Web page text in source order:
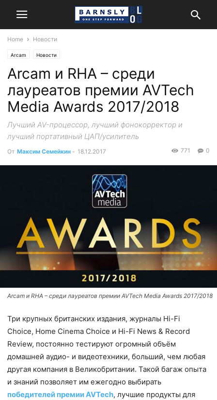
Home Новости
Arcam Новости
Arcam и RHA – среди
лауреатов премии AVTech
Media Awards 2017/2018
Лучший AV-процессор, лучший фонокорректор и
лучший портативный ЦАП/усилитель
От Максим Семейкин - 18.12.2017 0
771
Arcam и RHA – среди лауреатов премии AVTech Media Awards 2017/2018
Три крупных британских издания, журналы Hi-Fi
Choice, Home Cinema Choice и Hi-Fi News & Record
Review, постоянно тестируют огромный объём
домашней аудио- и видеотехники, больший, чем любая
другая компания в Великобритании. Такой багаж опыта
и знаний позволяет им ежегодно выбирать
победителей премии AVTech, лучшие продукты для